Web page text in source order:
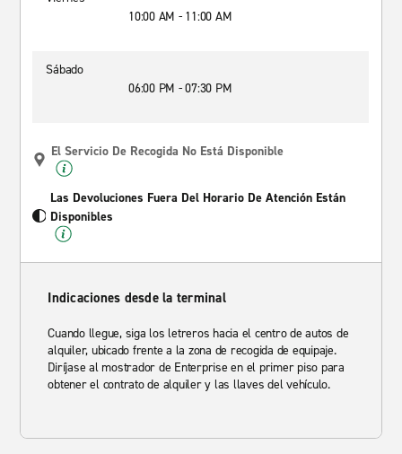
10:00 AM - 11:00 AM
Sábado
06:00 PM - 07:30 PM
El Servicio De Recogida No Está Disponible
Las Devoluciones Fuera Del Horario De Atención Están
Disponibles
Indicaciones desde la terminal
Cuando llegue, siga los letreros hacia el centro de autos de
alquiler, ubicado frente a la zona de recogida de equipaje.
Diríjase al mostrador de Enterprise en el primer piso para
obtener el contrato de alquiler y las llaves del vehículo.